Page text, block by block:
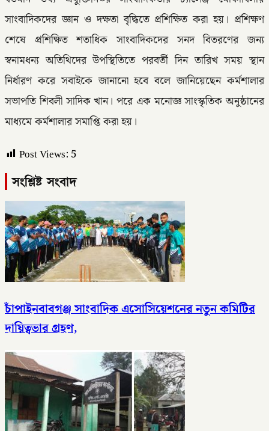
সাংবাদিকদের জ্ঞান ও দক্ষতা বৃদ্ধিতে প্রশিক্ষিত করা হয়। প্রশিক্ষণ
শেষে প্রশিক্ষিত শতাধিক সাংবাদিকদের সনদ বিতরণের জন্য
স্বনামধন্য অতিথিদের উপস্থিতিতে পরবর্তী দিন তারিখ সময় স্থান
নির্ধারণ করে সবাইকে জানানো হবে বলে জানিয়েছেন কর্মশালার
সভাপতি শিবলী সাদিক খান। পরে এক মনোজ্ঞ সাংস্কৃতিক অনুষ্ঠানের
মাধ্যমে কর্মশালার সমাপ্তি করা হয়।
Post Views: 5
সংশ্লিষ্ট সংবাদ
চাঁপাইনবাবগঞ্জ সাংবাদিক এসোসিয়েশনের নতুন কমিটির
দায়িত্বভার গ্রহণ,